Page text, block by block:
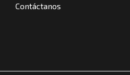
Contáctanos